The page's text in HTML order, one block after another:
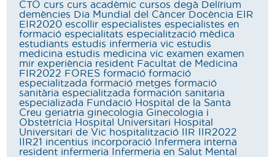
CTO curs curs acadèmic cursos degà Delírium
demències Dia Mundial del Càncer Docència EIR
EIR2020 escollir especialistes especialistes en
formació especialitats especialització mèdica
estudiants estudis infermeria vic estudis
medicina estudis medicina vic examen examen
mir experiència resident Facultat de Medicina
FIR2022 FORES formació formació
especialitzada formació metges formació
sanitària especialitzada formación sanitaria
especializada Fundació Hospital de la Santa
Creu geriatria ginecologia Ginecologia i
Obstetrícia Hospital Universitari Hospital
Universitari de Vic hospitalització IIR IIR2022
IIR21 incentius incorporació Infermera interna
resident infermeria Infermeria en Salut Mental